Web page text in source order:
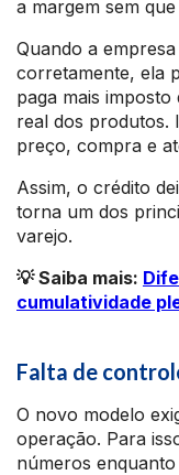
a margem sem
Quando a
corretamente, ela
paga mais
real dos produtos.
preço, compra e
Assim, o crédito
torna um dos
varejo.
💡 Saiba mais:
cumulatividade
Falta de
O novo modelo
operação. Para
números